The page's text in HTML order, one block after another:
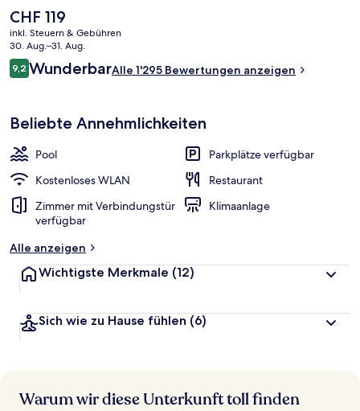
fußläufige Entfernung zu den öffentlichen Verkehrsmitteln: Zur
Foneria-Station sind es 5 und zur Foc-Station sind es 5 Gehminuten.
Der
aktuelle
Preis
beträgt
CHF 119.
CHF 119
inkl. Steuern & Gebühren
30. Aug.–31. Aug.
Bewertungen
9,29,2 von 10.
WunderbarAlle 1'295 Bewertungen anzeigen
Beliebte Annehmlichkeiten
Pool
Parkplätze verfügbar
Kostenloses WLAN
Restaurant
Zimmer mit Verbindungstür
verfügbar
Klimaanlage
Alle anzeigen
Wichtigste Merkmale (12)
Sich wie zu Hause fühlen (6)
Warum wir diese Unterkunft toll finden